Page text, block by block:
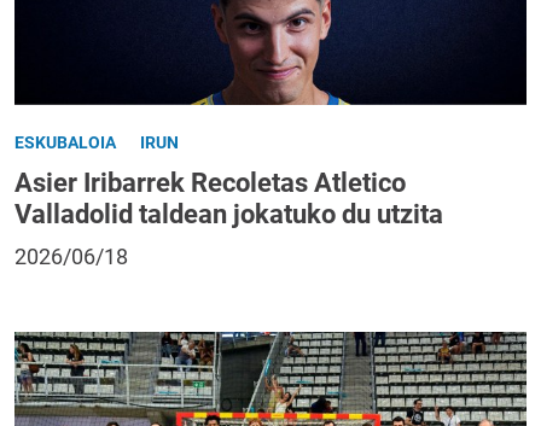
ESKUBALOIA IRUN
Asier Iribarrek Recoletas Atletico
Valladolid taldean jokatuko du utzita
2026/06/18